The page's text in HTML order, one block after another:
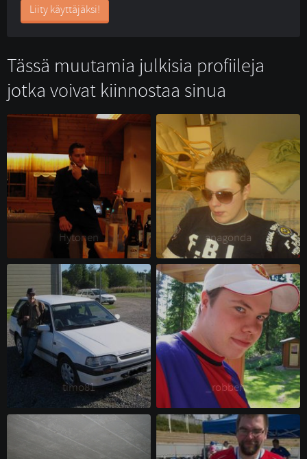
Liity käyttäjäksi!
Tässä muutamia julkisia profiileja
jotka voivat kiinnostaa sinua
Hytonen anagonda
timo81 _robben_